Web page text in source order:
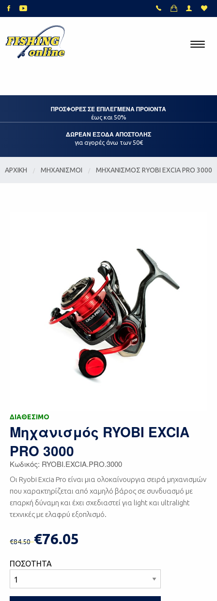
ΠΡΟΣΦΟΡΕΣ ΣΕ ΕΠΙΛΕΓΜΕΝΑ ΠΡΟΙΟΝΤΑ
έως και 50%
ΔΩΡΕΑΝ ΕΞΟΔΑ ΑΠΟΣΤΟΛΗΣ
για αγορές άνω των 50€
ΑΡΧΙΚΗ ΜΗΧΑΝΙΣΜΟΙ ΜΗΧΑΝΙΣΜΟΣ RYOBI EXCIA PRO 3000
ΔΙΑΘΕΣΙΜΟ
Μηχανισμός RYOBI EXCIA
PRO 3000
Κωδικός: RYOBI.EXCIA.PRO.3000
Οι Ryobi Excia Pro είναι μια ολοκαίνουργια σειρά μηχανισμών
που χαρακτηρίζεται από χαμηλό βάρος σε συνδυασμό με
επαρκή δύναμη και έχει σχεδιαστεί για light και ultralight
τεχνικές με ελαφρύ εξοπλισμό.
€84.50€76.05
ΠΟΣΟΤΗΤΑ